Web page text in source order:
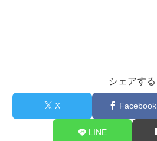
シェアする
X Facebook
LINE